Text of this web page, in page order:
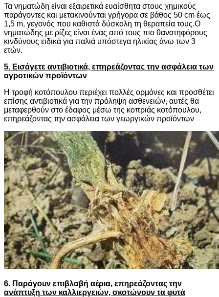
Τα νηματώδη είναι εξαιρετικά ευαίσθητα στους χημικούς
παράγοντες και μετακινούνται γρήγορα σε βάθος 50 cm έως
1,5 m, γεγονός που καθιστά δύσκολη τη θεραπεία τους.Ο
νηματώδης με ρίζες είναι ένας από τους πιο θανατηφόρους
κινδύνους ειδικά για παλιά υπόστεγα ηλικίας άνω των 3
ετών.
5. Εισάγετε αντιβιοτικά, επηρεάζοντας την ασφάλεια των
αγροτικών προϊόντων
Η τροφή κοτόπουλου περιέχει πολλές ορμόνες και προσθέτει
επίσης αντιβιοτικά για την πρόληψη ασθενειών, αυτές θα
μεταφερθούν στο έδαφος μέσω της κοπριάς κοτόπουλου,
επηρεάζοντας την ασφάλεια των γεωργικών προϊόντων
6. Παράγουν επιβλαβή αέρια, επηρεάζοντας την
ανάπτυξη των καλλιεργειών, σκοτώνουν τα φυτά